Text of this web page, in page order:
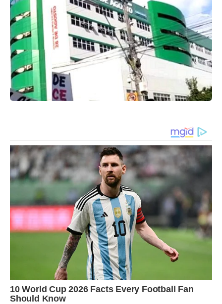
Hospital 28 de agosto / Frame de vídeo